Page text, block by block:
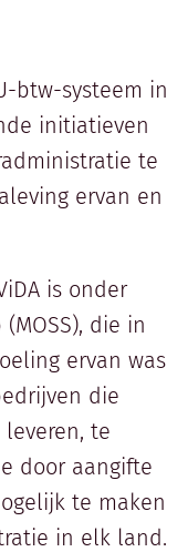
btw-systeem in
initiatieven
te
ervan en
is onder
die in
ervan was
die
te
door aangifte
te maken
in elk land.